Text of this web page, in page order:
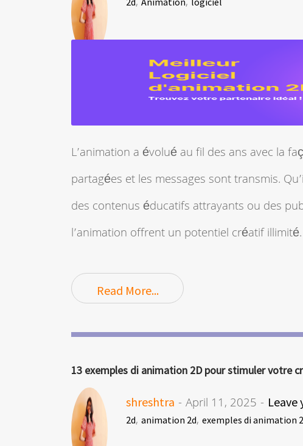
L’animation a évolué au fil des ans avec la
partagées et les messages sont transmis.
des contenus éducatifs attrayants ou des
l’animation offrent un potentiel créatif
Read More...
13 exemples di animation 2D pour stimuler votre
shreshtra - April 11, 2025 -
2d, animation 2d, exemples di animation